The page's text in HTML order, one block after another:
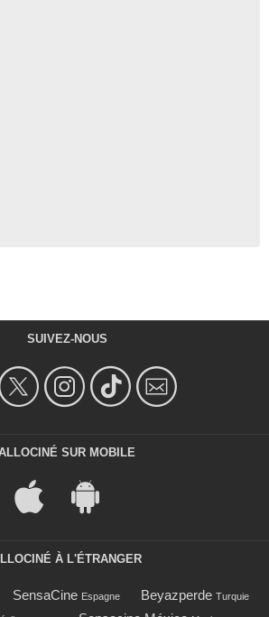
SUIVEZ-NOUS
SUR MOBILE
À L'ÉTRANGER
SensaCine Espagne Beyazperde Turquie